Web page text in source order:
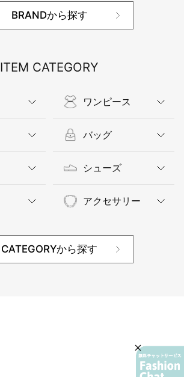
BRANDから探す
ITEM CATEGORY
ワンピース
バッグ
シューズ
アクセサリー
CATEGORYから探す